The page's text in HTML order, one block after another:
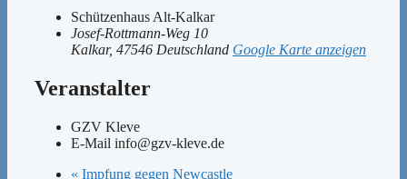
Schützenhaus Alt-Kalkar
Josef-Rottmann-Weg 10
Kalkar, 47546 Deutschland Google Karte anzeigen
Veranstalter
GZV Kleve
E-Mail info@gzv-kleve.de
« Impfung gegen Newcastle